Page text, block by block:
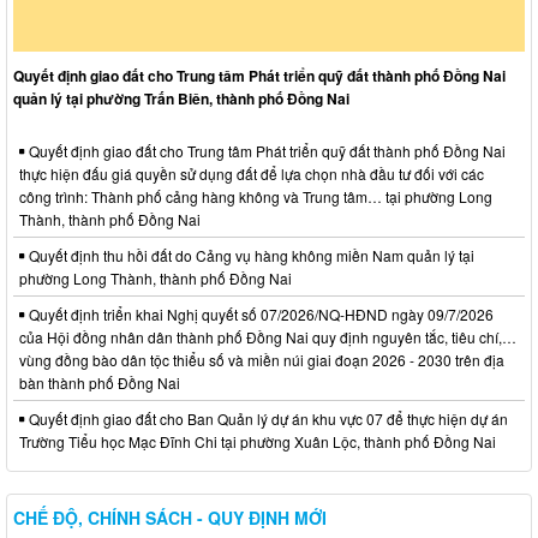
Quyết định giao đất cho Trung tâm Phát triển quỹ đất thành phố Đồng Nai
quản lý tại phường Trấn Biên, thành phố Đồng Nai
Quyết định giao đất cho Trung tâm Phát triển quỹ đất thành phố Đồng Nai
thực hiện đấu giá quyền sử dụng đất để lựa chọn nhà đầu tư đối với các
công trình: Thành phố cảng hàng không và Trung tâm… tại phường Long
Thành, thành phố Đồng Nai
Quyết định thu hồi đất do Cảng vụ hàng không miền Nam quản lý tại
phường Long Thành, thành phố Đồng Nai
Quyết định triển khai Nghị quyết số 07/2026/NQ-HĐND ngày 09/7/2026
của Hội đồng nhân dân thành phố Đồng Nai quy định nguyên tắc, tiêu chí,…
vùng đồng bào dân tộc thiểu số và miền núi giai đoạn 2026 - 2030 trên địa
bàn thành phố Đồng Nai
Quyết định giao đất cho Ban Quản lý dự án khu vực 07 để thực hiện dự án
Trường Tiểu học Mạc Đĩnh Chi tại phường Xuân Lộc, thành phố Đồng Nai
CHẾ ĐỘ, CHÍNH SÁCH - QUY ĐỊNH MỚI